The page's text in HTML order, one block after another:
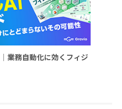
業務自動化に効くフィジ